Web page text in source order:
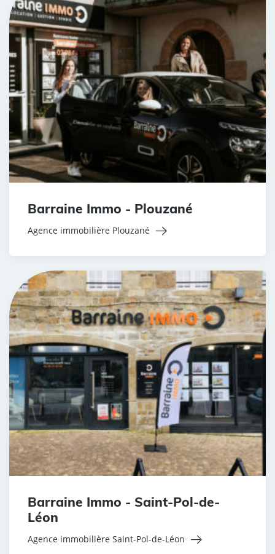
Barraine Immo - Plouzané
Agence immobilière Plouzané
Barraine Immo - Saint-Pol-de-
Léon
Agence immobilière Saint-Pol-de-Léon